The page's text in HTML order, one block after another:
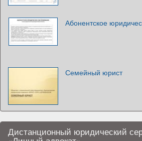
Абонентское
Семейный юрист
Дистанционный юридический